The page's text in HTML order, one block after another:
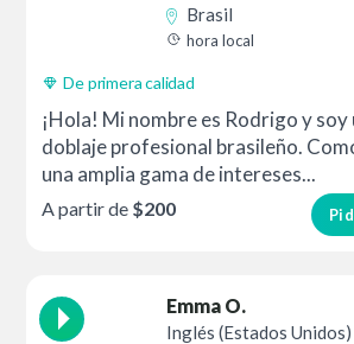
Brasil
hora local
De primera calidad
¡Hola! Mi nombre es Rodrigo y
doblaje profesional brasileño.
una amplia gama de intereses...
A partir de $200
Emma O.
Inglés (Estados Unidos)